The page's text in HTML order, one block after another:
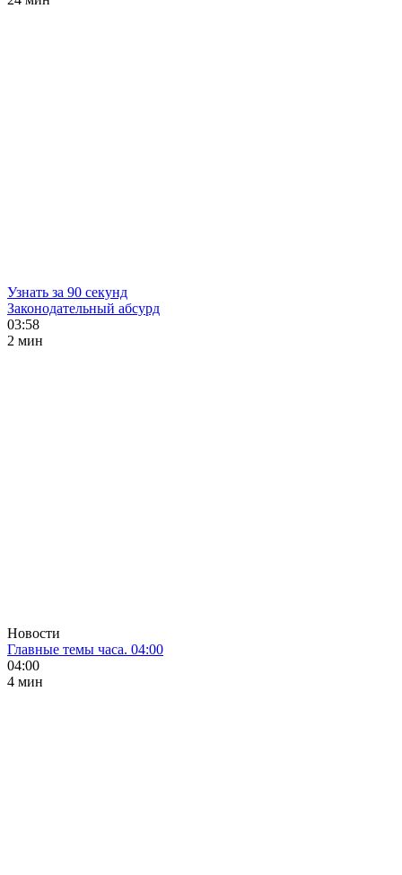
Узнать за 90 секунд
Законодательный абсурд
03:58
2 мин
Новости
Главные темы часа. 04:00
04:00
4 мин